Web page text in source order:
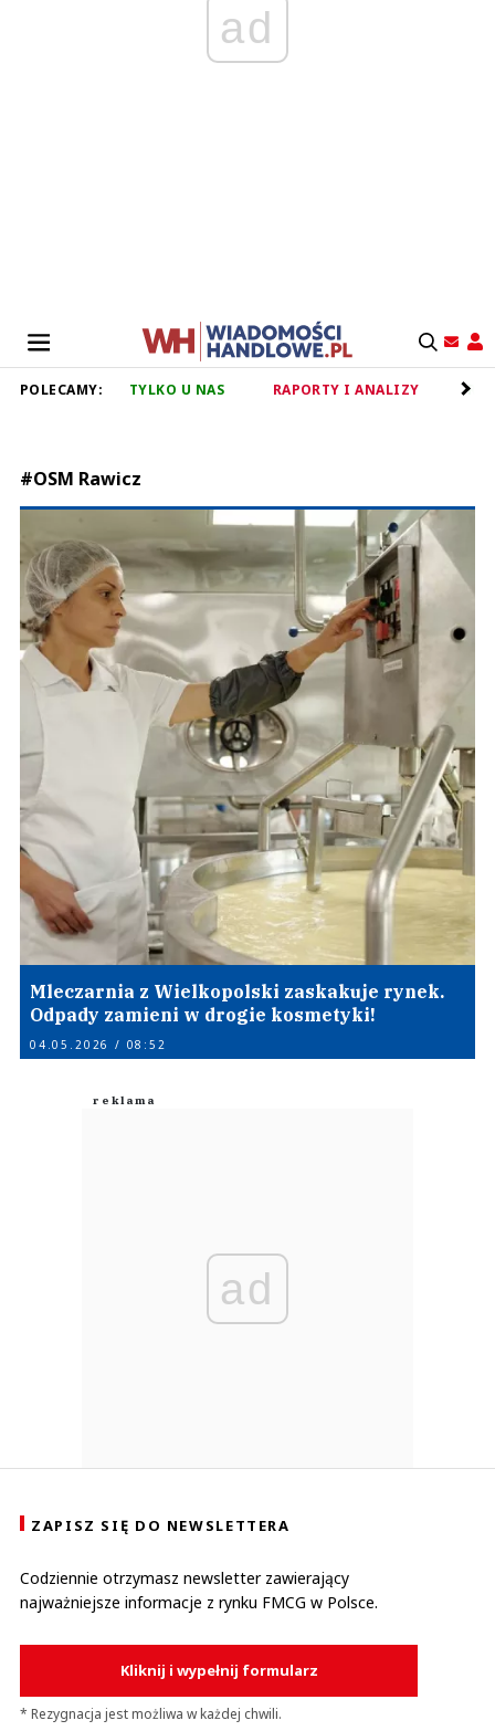
ad
POLECAMY: TYLKO U NAS RAPORTY I ANALIZY
#OSM Rawicz
Mleczarnia z Wielkopolski zaskakuje rynek.
Odpady zamieni w drogie kosmetyki!
04.05.2026 / 08:52
ad
ZAPISZ SIĘ DO NEWSLETTERA
Codziennie otrzymasz newsletter zawierający
najważniejsze informacje z rynku FMCG w Polsce.
Kliknij i wypełnij formularz
* Rezygnacja jest możliwa w każdej chwili.